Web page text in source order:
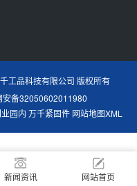
工品科技有限公司 版权所有
安备32050602011980
园内 万千紧固件 网站地图XML
新闻资讯 网站首页